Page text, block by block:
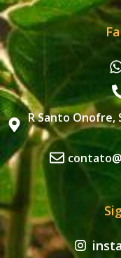
R Santo Onofre,